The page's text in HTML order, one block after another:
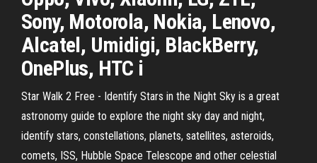
Sony, Motorola, Nokia, Lenovo,
Alcatel, Umidigi, BlackBerry,
OnePlus, HTC i
Star Walk 2 Free - Identify Stars in the Night Sky is a great
astronomy guide to explore the night sky day and night,
identify stars, constellations, planets, satellites, asteroids,
comets, ISS, Hubble Space Telescope and other celestial